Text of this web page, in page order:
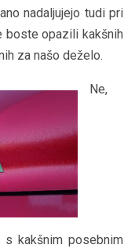
nadaljujejo tudi pri
boste opazili kakšnih
za našo deželo.
Ne,
kakšnim posebnim